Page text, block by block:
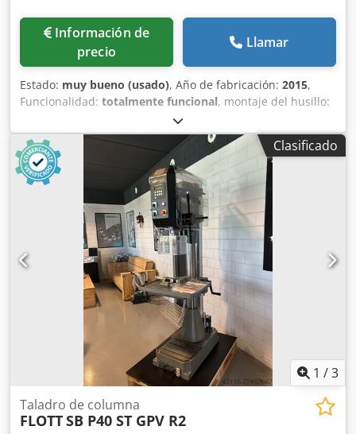
Información de
precio
Llamar
Estado: muy bueno (usado), Año de fabricación: 2015,
Funcionalidad: totalmente funcional, montaje del husillo:
, Taladradora de columna con cabezal de engranajes
Meyer Modelo: SR25 Cono del husillo: No. 3 Morse
Cedpozrnndefx Amyerf Velocidades del husillo: 125-2825
RPM Superficie de la mesa: 350 x 400 mm (Elevación y
descenso manual / Rotación) Distancia de la garganta: 240
mm Motor: 0,75 kW Con: Protector del mandril Freno de
seguridad Luz de bajo voltaje Dimensiones: 700 x 450 x
1900 mm (alto) Peso: 400 kg
Clasificado
1 /3
Taladro de columna
FLOTTSB P40 ST GPV R2